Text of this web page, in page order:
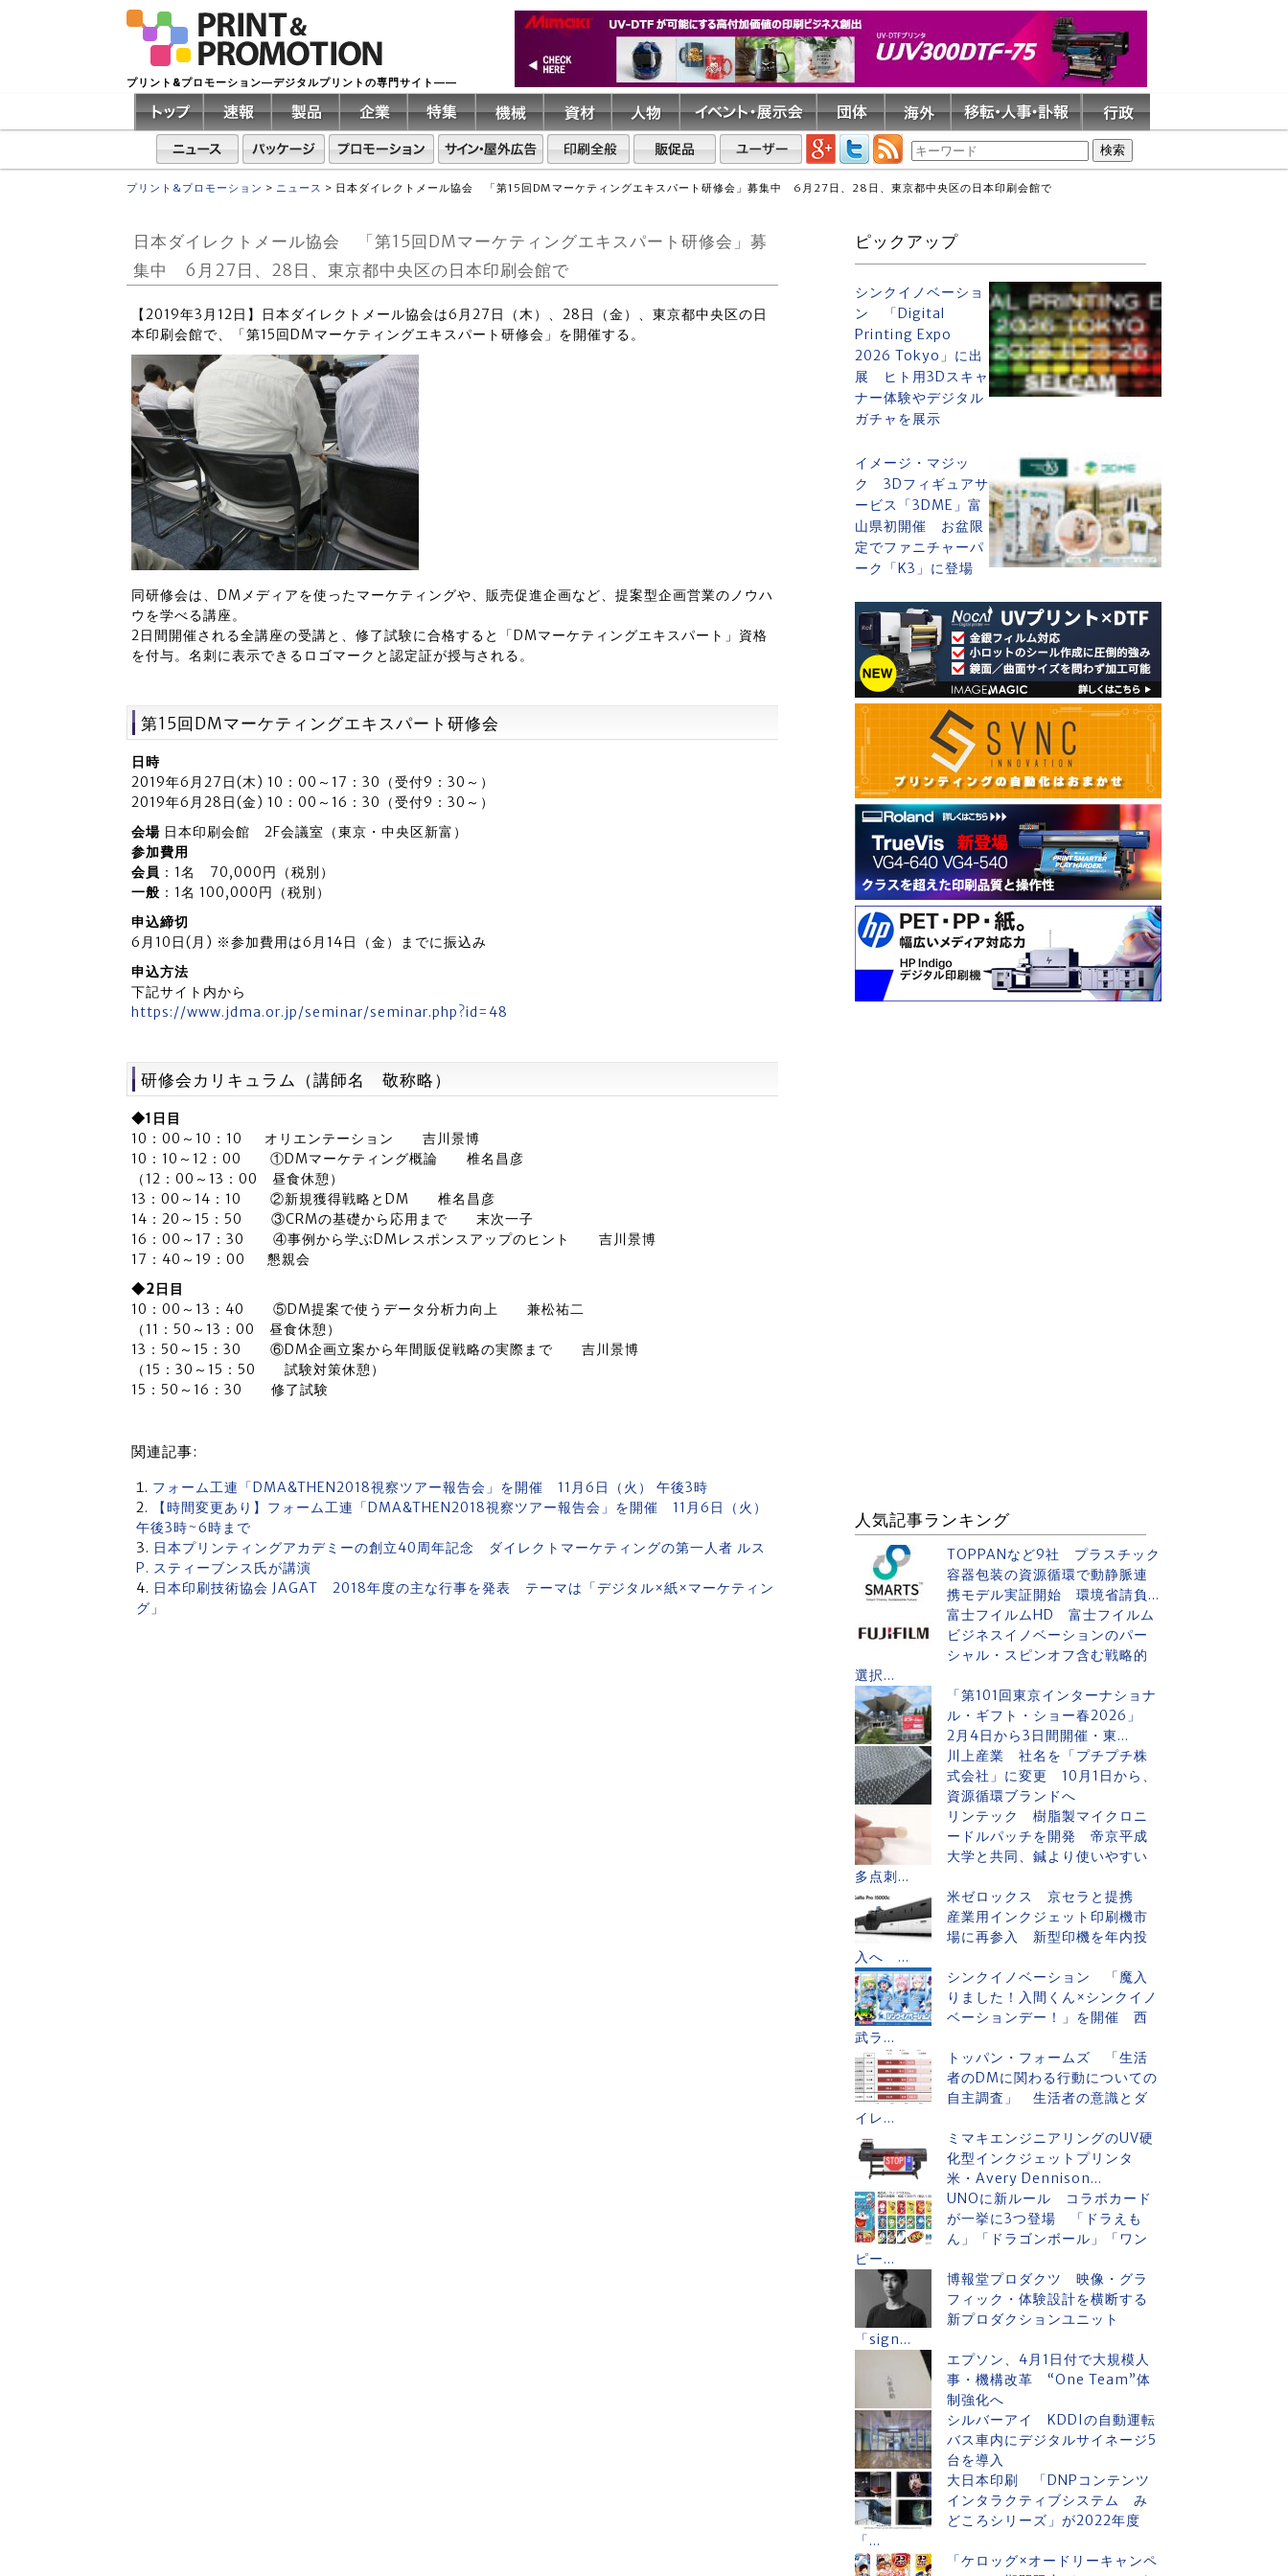
プリント&プロモーション―デジタルプリントの専門サイト――
プリント&プロモーション > ニュース > 日本ダイレクトメール協会 「第15回DMマーケティングエキスパート研修会」募集中 6月27日、28日、東京都中央区の日本印刷会館で
日本ダイレクトメール協会 「第15回DMマーケティングエキスパート研修会」募
集中 6月27日、28日、東京都中央区の日本印刷会館で
【2019年3月12日】日本ダイレクトメール協会は6月27日（木）、28日（金）、東京都中央区の日
本印刷会館で、「第15回DMマーケティングエキスパート研修会」を開催する。
同研修会は、DMメディアを使ったマーケティングや、販売促進企画など、提案型企画営業のノウハ
ウを学べる講座。
2日間開催される全講座の受講と、修了試験に合格すると「DMマーケティングエキスパート」資格
を付与。名刺に表示できるロゴマークと認定証が授与される。
第15回DMマーケティングエキスパート研修会
日時
2019年6月27日(木) 10：00～17：30（受付9：30～）
2019年6月28日(金) 10：00～16：30（受付9：30～）
会場 日本印刷会館 2F会議室（東京・中央区新富）
参加費用
会員 ：1名 70,000円（税別）
一般 ：1名 100,000円（税別）
申込締切
6月10日(月) ※参加費用は6月14日（金）までに振込み
申込方法
下記サイト内から
https://www.jdma.or.jp/seminar/seminar.php?id=48
研修会カリキュラム（講師名 敬称略）
◆1日目
10：00～10：10 オリエンテーション 吉川景博
10：10～12：00 ①DMマーケティング概論 椎名昌彦
（12：00～13：00 昼食休憩）
13：00～14：10 ②新規獲得戦略とDM 椎名昌彦
14：20～15：50 ③CRMの基礎から応用まで 末次一子
16：00～17：30 ④事例から学ぶDMレスポンスアップのヒント 吉川景博
17：40～19：00 懇親会
◆2日目
10：00～13：40 ⑤DM提案で使うデータ分析力向上 兼松祐二
（11：50～13：00 昼食休憩）
13：50～15：30 ⑥DM企画立案から年間販促戦略の実際まで 吉川景博
（15：30～15：50 試験対策休憩）
15：50～16：30 修了試験
関連記事:
フォーム工連「DMA&THEN2018視察ツアー報告会」を開催 11月6日（火） 午後3時
【時間変更あり】フォーム工連「DMA&THEN2018視察ツアー報告会」を開催 11月6日（火）
午後3時~6時まで
日本プリンティングアカデミーの創立40周年記念 ダイレクトマーケティングの第一人者 ルス
P. スティーブンス氏が講演
日本印刷技術協会 JAGAT 2018年度の主な行事を発表 テーマは「デジタル×紙×マーケティン
グ」
ピックアップ
シンクイノベーショ
ン 「Digital
Printing Expo
2026 Tokyo」に出
展 ヒト用3Dスキャ
ナー体験やデジタル
ガチャを展示
イメージ・マジッ
ク 3Dフィギュアサ
ービス「3DME」富
山県初開催 お盆限
定でファニチャーパ
ーク「K3」に登場
人気記事ランキング
TOPPANなど9社 プラスチック
容器包装の資源循環で動静脈連
携モデル実証開始 環境省請負...
富士フイルムHD 富士フイルム
ビジネスイノベーションのパー
シャル・スピンオフ含む戦略的
選択...
「第101回東京インターナショナ
ル・ギフト・ショー春2026」
2月4日から3日間開催・東...
川上産業 社名を「プチプチ株
式会社」に変更 10月1日から、
資源循環ブランドへ
リンテック 樹脂製マイクロニ
ードルパッチを開発 帝京平成
大学と共同、鍼より使いやすい
多点刺...
米ゼロックス 京セラと提携
産業用インクジェット印刷機市
場に再参入 新型印機を年内投
入へ ...
シンクイノベーション 「魔入
りました！入間くん×シンクイノ
ベーションデー！」を開催 西
武ラ...
トッパン・フォームズ 「生活
者のDMに関わる行動についての
自主調査」 生活者の意識とダ
イレ...
ミマキエンジニアリングのUV硬
化型インクジェットプリンタ
米・Avery Dennison...
UNOに新ルール コラボカード
が一挙に3つ登場 「ドラえも
ん」「ドラゴンボール」「ワン
ピー...
博報堂プロダクツ 映像・グラ
フィック・体験設計を横断する
新プロダクションユニット
「sign...
エプソン、4月1日付で大規模人
事・機構改革 “One Team”体
制強化へ
シルバーアイ KDDIの自動運転
バス車内にデジタルサイネージ5
台を導入
大日本印刷 「DNPコンテンツ
インタラクティブシステム み
どころシリーズ」が2022年度
「...
「ケロッグ×オードリーキャンペ